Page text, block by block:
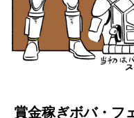
賞金稼ぎボバ・フ